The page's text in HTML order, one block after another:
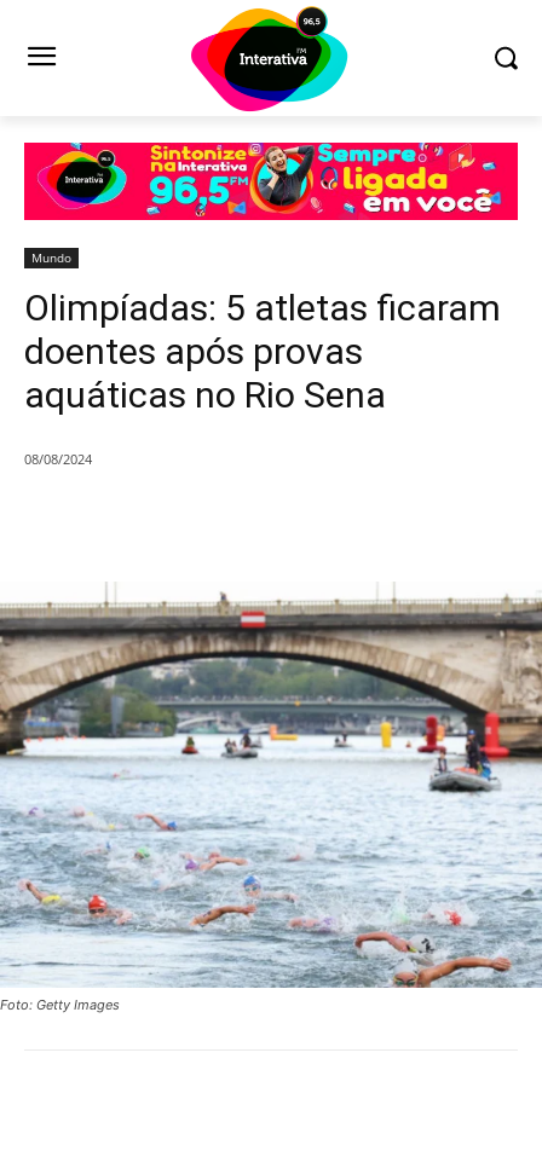
Mundo
Olimpíadas: 5 atletas ficaram
doentes após provas
aquáticas no Rio Sena
08/08/2024
Foto: Getty Images